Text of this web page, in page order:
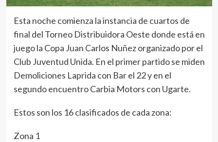
Esta noche comienza la instancia de cuartos de
final del Torneo Distribuidora Oeste donde está en
juego la Copa Juan Carlos Nuñez organizado por el
Club Juventud Unida. En el primer partido se miden
Demoliciones Laprida con Bar el 22 y en el
segundo encuentro Carbia Motors con Ugarte.
Estos son los 16 clasificados de cada zona:
Zona 1